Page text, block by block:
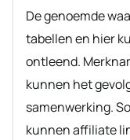
De genoemde waardes zijn gebaseerd op standaard
tabellen en hier
ontleend.
kunnen het
samenwerking.
kunnen affiliate